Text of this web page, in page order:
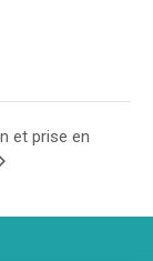
et prise en